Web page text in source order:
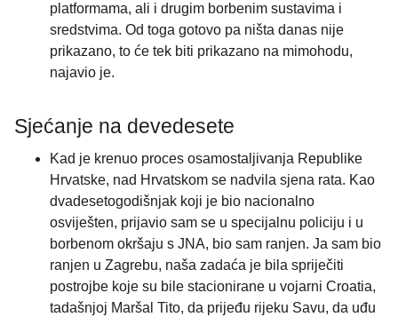
platformama, ali i drugim borbenim sustavima i
sredstvima. Od toga gotovo pa ništa danas nije
prikazano, to će tek biti prikazano na mimohodu,
najavio je.
Sjećanje na devedesete
Kad je krenuo proces osamostaljivanja Republike
Hrvatske, nad Hrvatskom se nadvila sjena rata. Kao
dvadesetogodišnjak koji je bio nacionalno
osviješten, prijavio sam se u specijalnu policiju i u
borbenom okršaju s JNA, bio sam ranjen. Ja sam bio
ranjen u Zagrebu, naša zadaća je bila spriječiti
postrojbe koje su bile stacionirane u vojarni Croatia,
tadašnjoj Maršal Tito, da prijeđu rijeku Savu, da uđu